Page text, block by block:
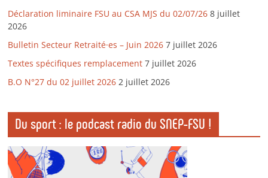
Déclaration liminaire FSU au CSA MJS du 02/07/26 8 juillet
2026
Bulletin Secteur Retraité·es – Juin 2026 7 juillet 2026
Textes spécifiques remplacement 7 juillet 2026
B.O N°27 du 02 juillet 2026 2 juillet 2026
Du sport : le podcast radio du SNEP-FSU !